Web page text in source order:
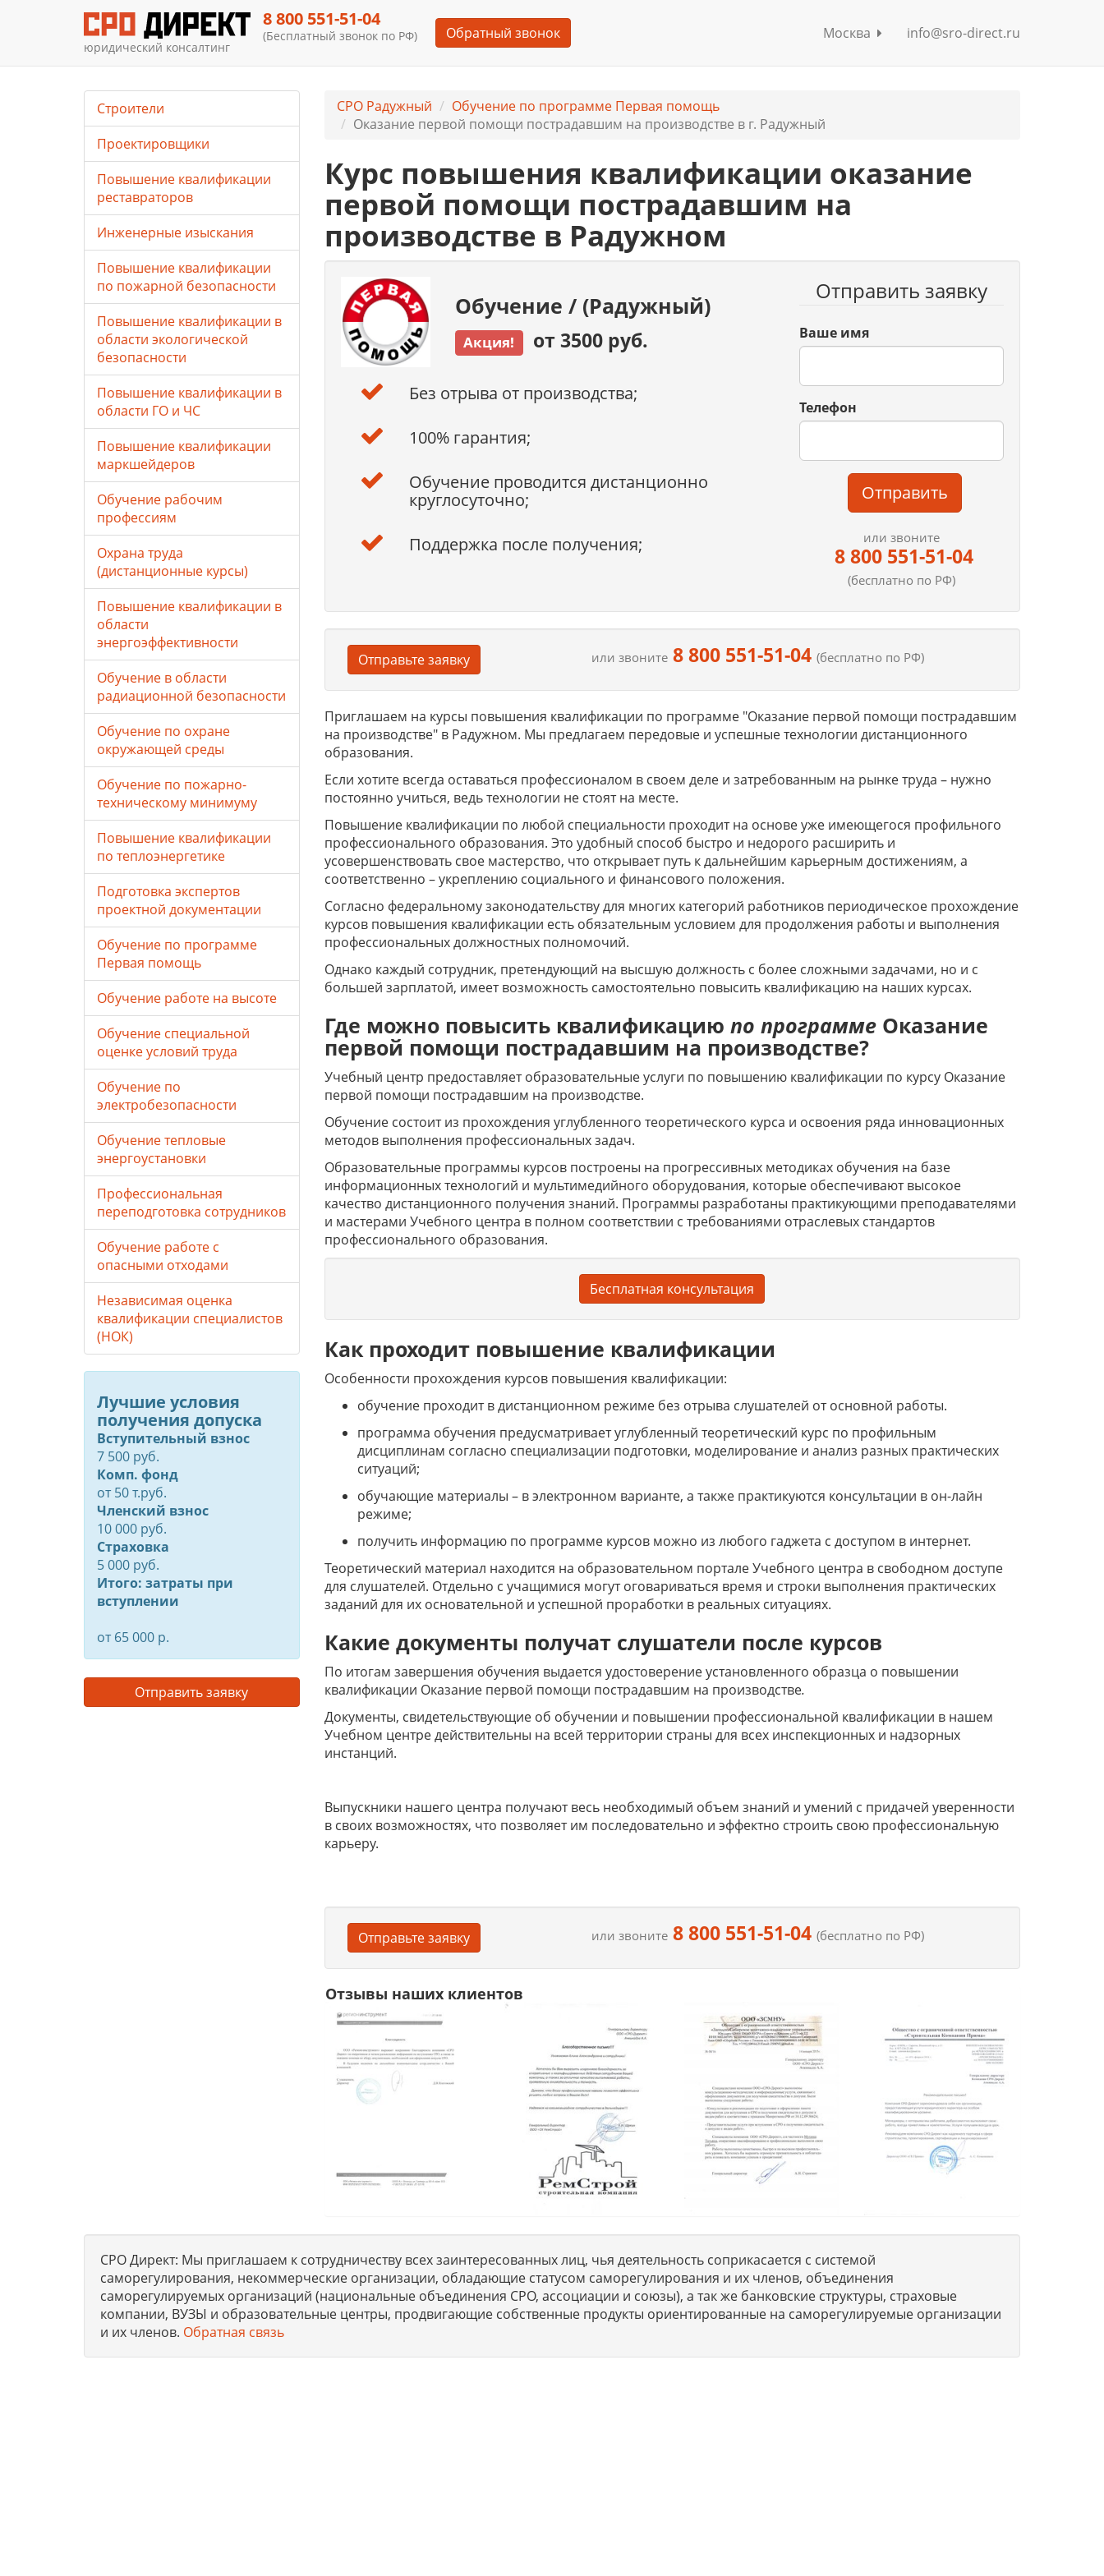
юридический консалтинг
8 800 551-51-04
(Бесплатный звонок по РФ) Обратный звонок Москва info@sro-direct.ru
СРО Радужный
Обучение по программе Первая помощь
Оказание первой помощи пострадавшим на производстве в г. Радужный
Курс повышения квалификации оказание
первой помощи пострадавшим на
производстве в Радужном
Обучение / (Радужный)
Акция! от 3500 руб.
Без отрыва от производства;
100% гарантия;
Обучение проводится дистанционно
круглосуточно;
Поддержка после получения;
Отправить заявку
Ваше имя
Телефон
Отправить
или звоните
8 800 551-51-04
(бесплатно по РФ)
Отправьте заявку или звоните 8 800 551-51-04(бесплатно по РФ)
Приглашаем на курсы повышения квалификации по программе "Оказание первой помощи пострадавшим
на производстве" в Радужном. Мы предлагаем передовые и успешные технологии дистанционного
образования.
Если хотите всегда оставаться профессионалом в своем деле и затребованным на рынке труда – нужно
постоянно учиться, ведь технологии не стоят на месте.
Повышение квалификации по любой специальности проходит на основе уже имеющегося профильного
профессионального образования. Это удобный способ быстро и недорого расширить и
усовершенствовать свое мастерство, что открывает путь к дальнейшим карьерным достижениям, а
соответственно – укреплению социального и финансового положения.
Согласно федеральному законодательству для многих категорий работников периодическое прохождение
курсов повышения квалификации есть обязательным условием для продолжения работы и выполнения
профессиональных должностных полномочий.
Однако каждый сотрудник, претендующий на высшую должность с более сложными задачами, но и с
большей зарплатой, имеет возможность самостоятельно повысить квалификацию на наших курсах.
Где можно повысить квалификацию по программе Оказание
первой помощи пострадавшим на производстве?
Учебный центр предоставляет образовательные услуги по повышению квалификации по курсу Оказание
первой помощи пострадавшим на производстве.
Обучение состоит из прохождения углубленного теоретического курса и освоения ряда инновационных
методов выполнения профессиональных задач.
Образовательные программы курсов построены на прогрессивных методиках обучения на базе
информационных технологий и мультимедийного оборудования, которые обеспечивают высокое
качество дистанционного получения знаний. Программы разработаны практикующими преподавателями
и мастерами Учебного центра в полном соответствии с требованиями отраслевых стандартов
профессионального образования.
Бесплатная консультация
Как проходит повышение квалификации
Особенности прохождения курсов повышения квалификации:
обучение проходит в дистанционном режиме без отрыва слушателей от основной работы.
программа обучения предусматривает углубленный теоретический курс по профильным
дисциплинам согласно специализации подготовки, моделирование и анализ разных практических
ситуаций;
обучающие материалы – в электронном варианте, а также практикуются консультации в он-лайн
режиме;
получить информацию по программе курсов можно из любого гаджета с доступом в интернет.
Теоретический материал находится на образовательном портале Учебного центра в свободном доступе
для слушателей. Отдельно с учащимися могут оговариваться время и строки выполнения практических
заданий для их основательной и успешной проработки в реальных ситуациях.
Какие документы получат слушатели после курсов
По итогам завершения обучения выдается удостоверение установленного образца о повышении
квалификации Оказание первой помощи пострадавшим на производстве.
Документы, свидетельствующие об обучении и повышении профессиональной квалификации в нашем
Учебном центре действительны на всей территории страны для всех инспекционных и надзорных
инстанций.
Выпускники нашего центра получают весь необходимый объем знаний и умений с придачей уверенности
в своих возможностях, что позволяет им последовательно и эффектно строить свою профессиональную
карьеру.
Отправьте заявку или звоните 8 800 551-51-04(бесплатно по РФ)
Отзывы наших клиентов
Строители
Проектировщики
Повышение квалификации
реставраторов
Инженерные изыскания
Повышение квалификации
по пожарной безопасности
Повышение квалификации в
области экологической
безопасности
Повышение квалификации в
области ГО и ЧС
Повышение квалификации
маркшейдеров
Обучение рабочим
профессиям
Охрана труда
(дистанционные курсы)
Повышение квалификации в
области
энергоэффективности
Обучение в области
радиационной безопасности
Обучение по охране
окружающей среды
Обучение по пожарно-
техническому минимуму
Повышение квалификации
по теплоэнергетике
Подготовка экспертов
проектной документации
Обучение по программе
Первая помощь
Обучение работе на высоте
Обучение специальной
оценке условий труда
Обучение по
электробезопасности
Обучение тепловые
энергоустановки
Профессиональная
переподготовка сотрудников
Обучение работе с
опасными отходами
Независимая оценка
квалификации специалистов
(НОК)
Лучшие условия
получения допуска
Вступительный взнос
7 500 руб.
Комп. фонд
от50т.руб.
Членский взнос
10 000 руб.
Страховка
5 000 руб.
Итого: затраты при
вступлении
от 65 000 р.
Отправить заявку
СРО Директ: Мы приглашаем к сотрудничеству всех заинтересованных лиц, чья деятельность соприкасается с системой
саморегулирования, некоммерческие организации, обладающие статусом саморегулирования и их членов, объединения
саморегулируемых организаций (национальные объединения СРО, ассоциации и союзы), а так же банковские структуры, страховые
компании, ВУЗЫ и образовательные центры, продвигающие собственные продукты ориентированные на саморегулируемые организации
и их членов. Обратная связь